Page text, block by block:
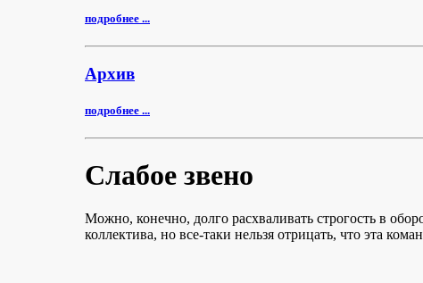
подробнее ...
Архив
подробнее ...
Слабое звено
Можно, конечно, долго расхваливать строгость в
коллектива, но все-таки нельзя отрицать, что эта